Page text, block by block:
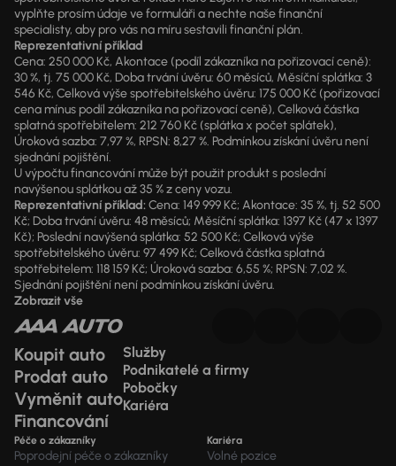
vyplňte prosím údaje ve formuláři a nechte naše finanční
specialisty, aby pro vás na míru sestavili finanční plán.
Reprezentativní příklad
Cena: 250 000 Kč, Akontace (podíl zákazníka na pořizovací ceně):
30 %, tj. 75 000 Kč, Doba trvání úvěru: 60 měsíců, Měsíční splátka: 3
546 Kč, Celková výše spotřebitelského úvěru: 175 000 Kč (pořizovací
cena mínus podíl zákazníka na pořizovací ceně), Celková částka
splatná spotřebitelem: 212 760 Kč (splátka x počet splátek),
Úroková sazba: 7,97 %, RPSN: 8,27 %. Podmínkou získání úvěru není
sjednání pojištění.
U výpočtu financování může být použit produkt s poslední
navýšenou splátkou až 35 % z ceny vozu.
Reprezentativní příklad:Cena: 149 999 Kč; Akontace: 35 %, tj. 52 500
Kč; Doba trvání úvěru: 48 měsíců; Měsíční splátka: 1397 Kč (47 x 1397
Kč); Poslední navýšená splátka: 52 500 Kč; Celková výše
spotřebitelského úvěru: 97 499 Kč; Celková částka splatná
spotřebitelem: 118 159 Kč; Úroková sazba: 6,55 %; RPSN: 7,02 %.
Sjednání pojištění není podmínkou získání úvěru.
Zobrazit vše
Koupit auto
Prodat auto
Vyměnit auto
Financování
Služby
Podnikatelé a firmy
Pobočky
Kariéra
Péče o zákazníky
Poprodejní péče o zákazníky
Kariéra
Volné pozice